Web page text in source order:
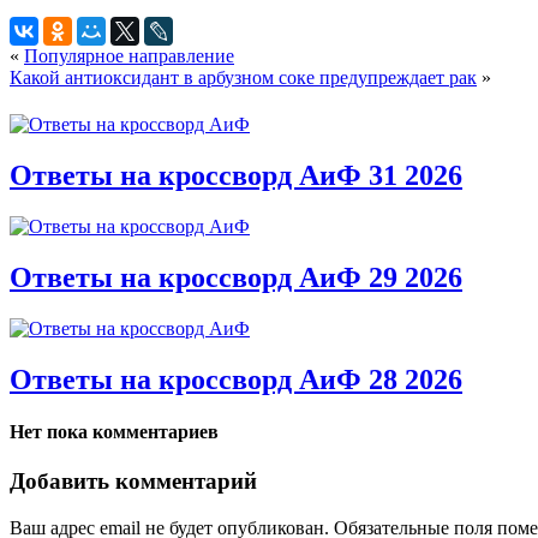
« Популярное направление
Какой антиоксидант в арбузном соке предупреждает рак »
Ответы на кроссворд АиФ 31 2026
Ответы на кроссворд АиФ 29 2026
Ответы на кроссворд АиФ 28 2026
Нет пока комментариев
Добавить комментарий
Ваш адрес email не будет опубликован. Обязательные поля